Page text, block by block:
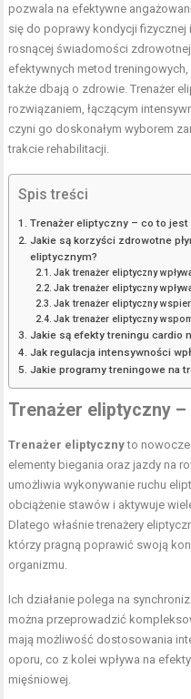
pozwala na efektywne
się do poprawy kondycji
rosnącej świadomości
efektywnych metod
także dbają o zdrowie. Trenażer
rozwiązaniem, łączącym
czyni go doskonałym wyborem
trakcie rehabilitacji.
Spis treści
Trenażer eliptyczny – co to jest i
Jakie są korzyści zdrowotne
eliptycznym?
Jak trenażer eliptyczny
Jak trenażer eliptyczny
Jak trenażer eliptyczny
Jak trenażer eliptyczny
Jakie są efekty treningu cardio
Jak regulacja intensywności
Jakie programy treningowe na
Trenażer eliptyczny –
Trenażer eliptycznyto
elementy biegania oraz jazdy na
umożliwia wykonywanie ruchu
obciążenie stawów i aktywuje
Dlatego właśnie trenażery
którzy pragną poprawić swoją
organizmu
Ich działanie polega na
można przeprowadzić
mają możliwość dostosowania
oporu, co z kolei wpływa na
mięśniowej